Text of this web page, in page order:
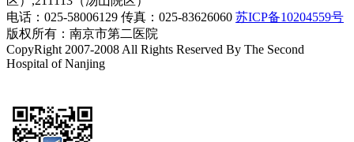
电话：025-58006129 传真：025-83626060 苏ICP备10204559号
版权所有：南京市第二医院
CopyRight 2007-2008 All Rights Reserved By The Second
Hospital of Nanjing